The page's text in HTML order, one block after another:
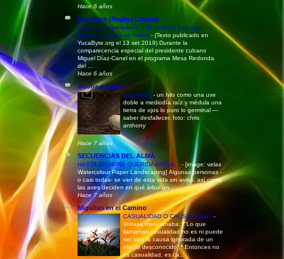
Hace 6 años
Mala letra (Regina Coyula)
Culpa del Imperialismo o de trolles y bots Una
protesta cubana vs Twitter- (Texto publicado en
YucaByte.org el 13 set 2019) Durante la
comparecencia especial del presidente cubano
Miguel Díaz-Canel en el programa Mesa Redonda
del ...
Hace 6 años
alcoba paralela
(algoritmo) - un hilo como una uve
doble a mediodía raíz y médula una
tierra de ojos lo puro lo germinal —
saber desfallecer. foto: chris
anthony
Hace 7 años
SECUENCIAS DEL ALMA
HASTA SIEMPRE QUERIDA AMIGA... - [image: velas
Watercolour Paper Landscaping] Algunas personas -
o casi todas- se van de esta vida sin aviso, así como
las aves deciden en qué árbol an...
Hace 7 años
Miguitas en el Camino
CASUALIDAD O CAUSALIDAD? -
Voltaire mencionaba: *“Lo que
llamamos casualidad no es ni puede
ser sino la causa ignorada de un
efecto desconocido”.* Entonces no
es casualidad, es ca...